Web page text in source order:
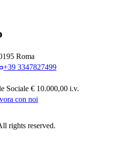
Roma
+39 3347827499
Sociale € 10.000,00 i.v.
con noi
rights reserved.